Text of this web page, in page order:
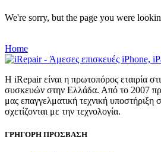
We're sorry, but the page you were
Home
Η iRepair είναι η πρωτοπόρος εταιρία
συσκευών στην Ελλάδα. Από το 2007
μας επαγγελματική τεχνική
σχετίζονται με την τεχνολογία.
ΓΡΗΓΟΡΗ ΠΡΟΣΒΑΣΗ